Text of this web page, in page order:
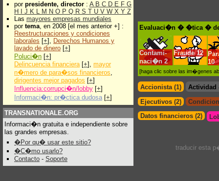
por presidente, director : A B C D E F G
H
J K L M N O P Q R S T U V W X Y Z
Las mayores empresas mundiales
por tema, en 2008 [el mes anterior +] :
Reestructuraciones y condiciones
laborales [+], Derechos Humanos y
lavado de dinero [+]
Poluci�n [+]
Delincuencia financiera[+], mayor
n�mero de para�sos financieros,
dirigentes mejor pagados [+]
Influencia:corrupci�n/lobby [+]
Informaci�n: pr�ctica dudosa [+]
TRANSNATIONALE.ORG
Informaci�n gratuita e independiente sobre
las grandes empresas.
�Por qu� usar este sitio?
�C�mo usarlo?
Contacto - Soporte
Evaluaci�n � �tica �
Contami-
naci�n 2
Fraude 12
10
[haga clic sobre las im�genes
Accionista (1)
Actividad
Ejecutivos (2)
Datos financieros (2)
traducir esta